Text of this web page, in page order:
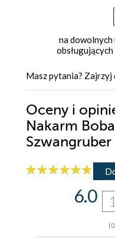
na dowolnych
Masz pytania? Zajrzyj
Oceny i
Nakarm
Szwangruber
1
6.0